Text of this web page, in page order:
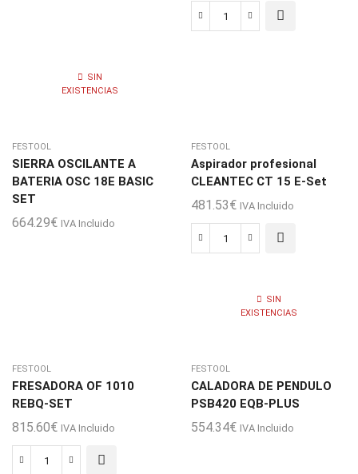
RIEL
cantidad
SIN
EXISTENCIAS
FESTOOL
SIERRA OSCILANTE A
BATERIA OSC 18E BASIC
SET
664.29€ IVA Incluido
FESTOOL
Aspirador profesional
CLEANTEC CT 15 E-Set
481.53€ IVA Incluido
Aspirador
Set
cantidad
FESTOOL
FRESADORA OF 1010
REBQ-SET
815.60€ IVA Incluido
FRESADORA
SIN
EXISTENCIAS
FESTOOL
CALADORA DE PENDULO
PSB420 EQB-PLUS
554.34€ IVA Incluido